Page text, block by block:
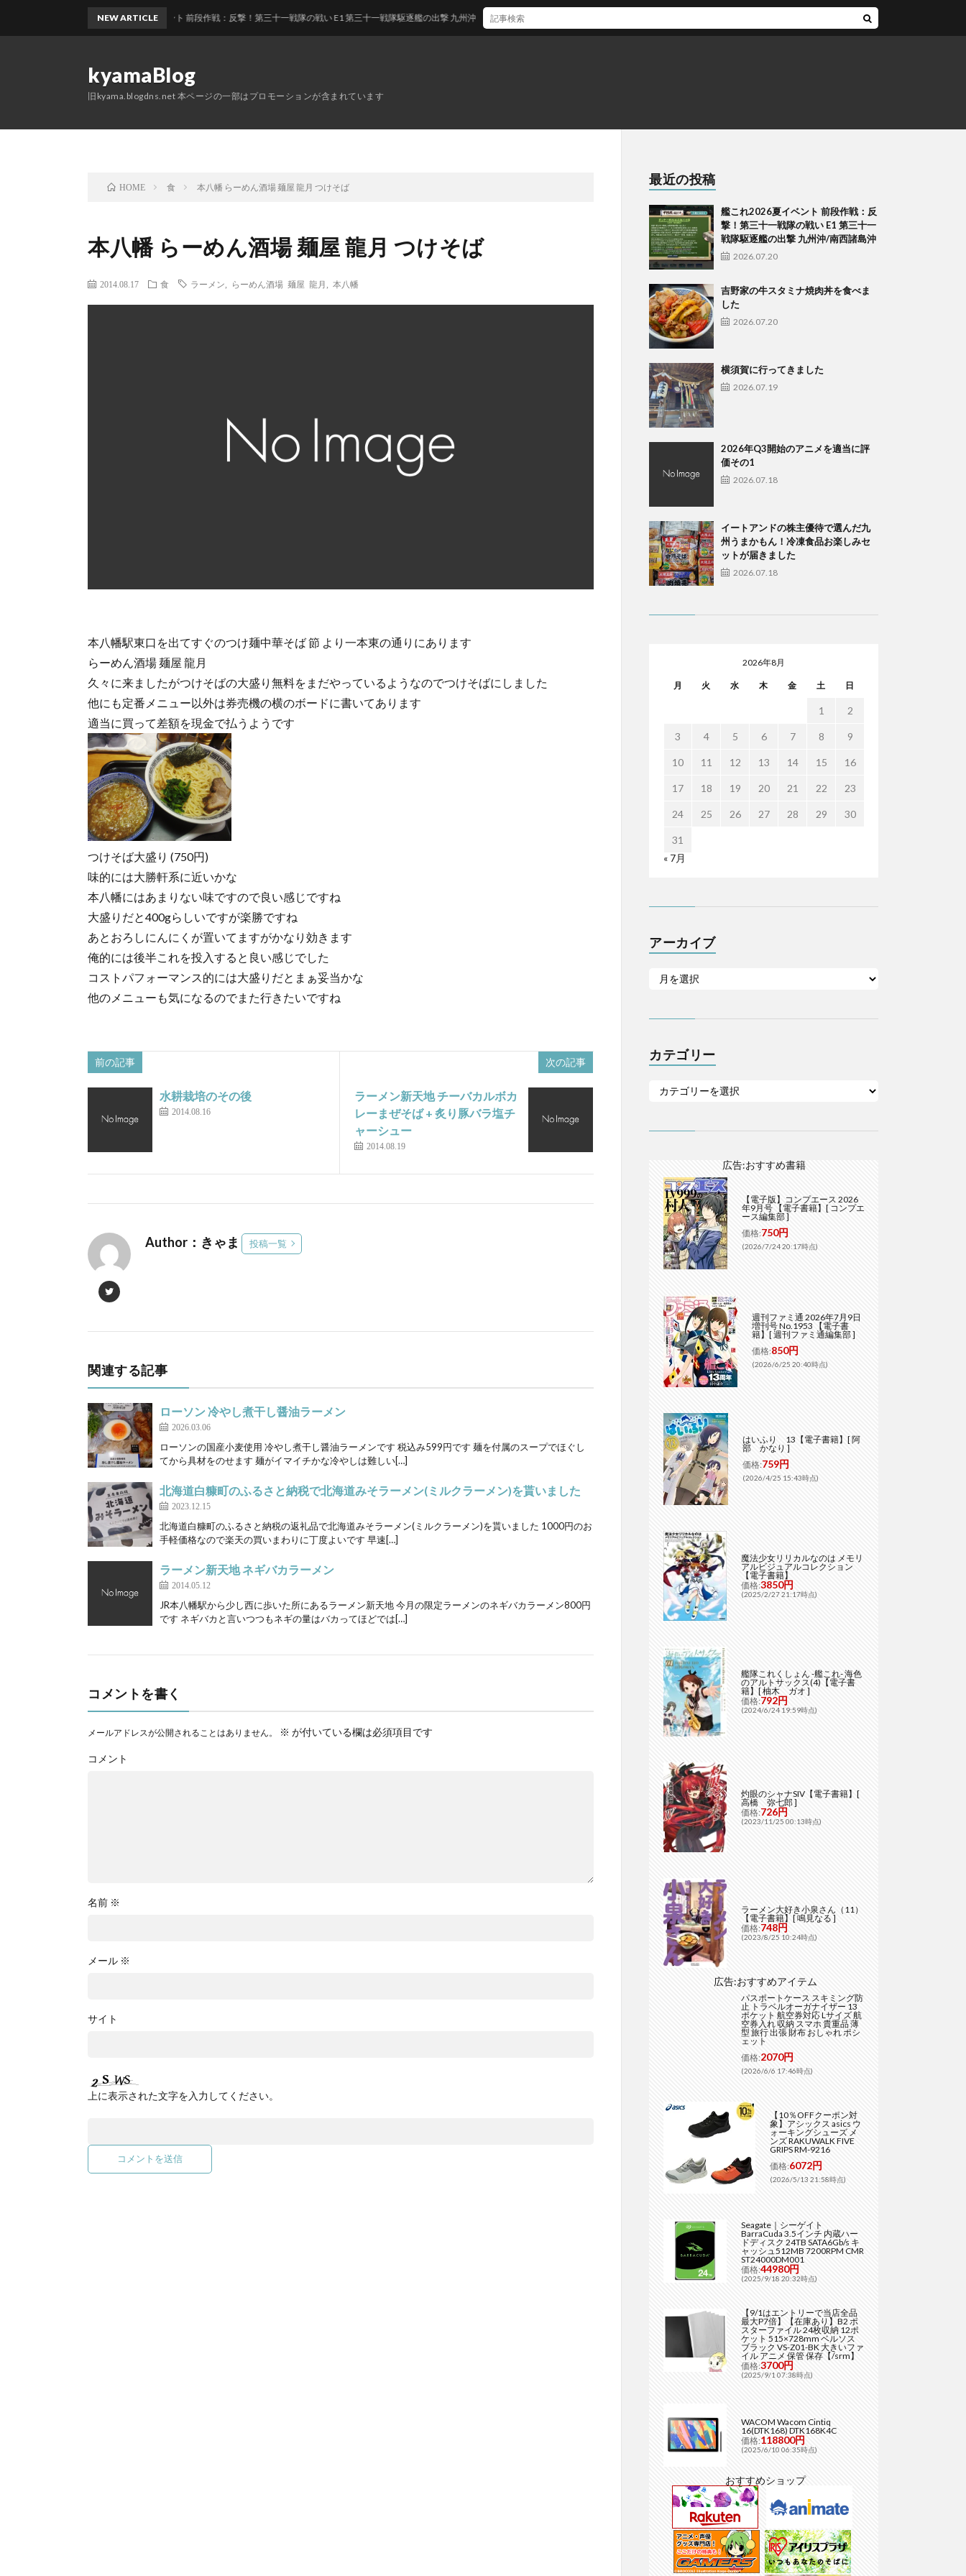
kyamaBlog
旧kyama.blogdns.net 本ページの一部はプロモーションが含まれています
NEW ARTICLE
艦これ2026夏イベント 前段作戦：反撃！第三十一戦隊の戦い E1 第三十一戦隊駆逐艦の出撃 九州沖/南西諸島沖
HOME 食 本八幡 らーめん酒場 麺屋 龍月 つけそば
本八幡 らーめん酒場 麺屋 龍月 つけそば
2014.08.17 食 ラーメン らーめん酒場 麺屋 龍月 本八幡
本八幡駅東口を出てすぐのつけ麺中華そば 節 より一本東の通りにあります
らーめん酒場 麺屋 龍月
久々に来ましたがつけそばの大盛り無料をまだやっているようなのでつけそばにしました
他にも定番メニュー以外は券売機の横のボードに書いてあります
適当に買って差額を現金で払うようです
つけそば大盛り (750円)
味的には大勝軒系に近いかな
本八幡にはあまりない味ですので良い感じですね
大盛りだと400gらしいですが楽勝ですね
あとおろしにんにくが置いてますがかなり効きます
俺的には後半これを投入すると良い感じでした
コストパフォーマンス的には大盛りだとまぁ妥当かな
他のメニューも気になるのでまた行きたいですね
前の記事
水耕栽培のその後
2014.08.16
次の記事
ラーメン新天地 チーバカルボカ
レーまぜそば + 炙り豚バラ塩チ
ャーシュー
2014.08.19
Author：きゃま 投稿一覧
関連する記事
ローソン 冷やし煮干し醤油ラーメン
2026.03.06
ローソンの国産小麦使用 冷やし煮干し醤油ラーメンです 税込み599円です 麺を付属のスープでほぐし
てから具材をのせます 麺がイマイチかな冷やしは難しい[…]
北海道白糠町のふるさと納税で北海道みそラーメン(ミルクラーメン)を貰いました
2023.12.15
北海道白糠町のふるさと納税の返礼品で北海道みそラーメン(ミルクラーメン)を貰いました 1000円のお
手軽価格なので楽天の買いまわりに丁度よいです 早速[…]
ラーメン新天地 ネギバカラーメン
2014.05.12
JR本八幡駅から少し西に歩いた所にあるラーメン新天地 今月の限定ラーメンのネギバカラーメン800円
です ネギバカと言いつつもネギの量はバカってほどでは[…]
コメントを書く
メールアドレスが公開されることはありません。 ※ が付いている欄は必須項目です
コメント
名前 ※
メール ※
サイト
上に表示された文字を入力してください。
最近の投稿
艦これ2026夏イベント 前段作戦：反
撃！第三十一戦隊の戦い E1 第三十一
戦隊駆逐艦の出撃 九州沖/南西諸島沖
2026.07.20
吉野家の牛スタミナ焼肉丼を食べま
した
2026.07.20
横須賀に行ってきました
2026.07.19
2026年Q3開始のアニメを適当に評
価その1
2026.07.18
イートアンドの株主優待で選んだ九
州うまかもん！冷凍食品お楽しみセ
ットが届きました
2026.07.18
2026年8月
月 火 水 木 金 土 日
1 2
3 4 5 6 7 8 9
10 11 12 13 14 15 16
17 18 19 20 21 22 23
24 25 26 27 28 29 30
31
« 7月
アーカイブ
カテゴリー
広告:おすすめ書籍
【電子版】コンプエース 2026
年9月号 【電子書籍】[ コンプエ
ース編集部 ]
価格:750円
(2026/7/24 20:17時点)
週刊ファミ通 2026年7月9日
増刊号 No.1953 【電子書
籍】[ 週刊ファミ通編集部 ]
価格:850円
(2026/6/25 20:40時点)
はいふり 13【電子書籍】[ 阿
部 かなり ]
価格:759円
(2026/4/25 15:43時点)
魔法少女リリカルなのは メモリ
アルビジュアルコレクション
【電子書籍】
価格:3850円
(2025/2/27 21:17時点)
艦隊これくしょん -艦これ- 海色
のアルトサックス(4)【電子書
籍】[ 柚木 ガオ ]
価格:792円
(2024/6/24 19:59時点)
灼眼のシャナSIV【電子書籍】[
高橋 弥七郎 ]
価格:726円
(2023/11/25 00:13時点)
ラーメン大好き小泉さん（11）
【電子書籍】[ 鳴見なる ]
価格:748円
(2023/8/25 10:24時点)
広告:おすすめアイテム
パスポートケース スキミング防
止 トラベルオーガナイザー 13
ポケット 航空券対応 Lサイズ 航
空券入れ 収納 スマホ 貴重品 薄
型 旅行 出張 財布 おしゃれ ポシ
ェット
価格:2070円
(2026/6/6 17:46時点)
【10％OFFクーポン対
象】アシックス asics ウ
ォーキングシューズ メ
ンズ RAKUWALK FIVE
GRIPS RM-9216
価格:6072円
(2026/5/13 21:58時点)
Seagate｜シーゲイト
BarraCuda 3.5インチ 内蔵ハー
ドディスク 24TB SATA6Gb/s キ
ャッシュ512MB 7200RPM CMR
ST24000DM001
価格:44980円
(2025/9/18 20:32時点)
【9/1はエントリーで当店全品
最大P7倍】【在庫あり】B2 ポ
スターファイル 24枚収納 12ポ
ケット 515×728mm ベルソス
ブラック VS-Z01-BK 大きいファ
イル アニメ 保管 保存【/srm】
価格:3700円
(2025/9/1 07:38時点)
WACOM Wacom Cintiq
16(DTK168) DTK168K4C
価格:118800円
(2025/6/10 06:35時点)
おすすめショップ